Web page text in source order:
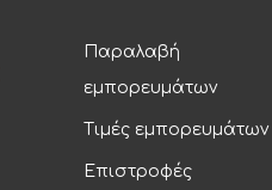
Παραλαβή
εμπορευμάτων
Τιμές εμπορευμάτων
Επιστροφές